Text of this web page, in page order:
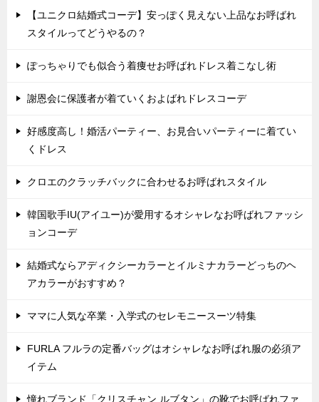
【ユニクロ結婚式コーデ】安っぽく見えない上品なお呼ばれ
スタイルってどうやるの？
ぽっちゃりでも似合う着痩せお呼ばれドレス着こなし術
謝恩会に保護者が着ていくおよばれドレスコーデ
好感度高し！婚活パーティー、お見合いパーティーに着てい
くドレス
クロエのクラッチバックに合わせるお呼ばれスタイル
韓国歌手IU(アイユー)が愛用するオシャレなお呼ばれファッシ
ョンコーデ
結婚式ならアディクシーカラーとイルミナカラーどっちのヘ
アカラーがおすすめ？
ママに人気な卒業・入学式のセレモニースーツ特集
FURLA フルラの定番バッグはオシャレなお呼ばれ服の必須ア
イテム
憧れブランド「クリスチャン ルブタン」の靴でお呼ばれファ